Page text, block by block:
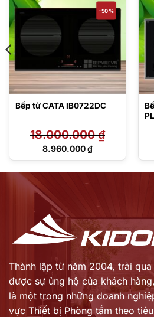
-50%
Bếp từ CATA IB0722DC
18.000.000₫
Giá
8.960.000₫
Giá
Thành lập từ năm 2004, trải
được sự ủng hộ của khách hàng,
là một trong những doanh
vực Thiết bị Phòng tắm theo